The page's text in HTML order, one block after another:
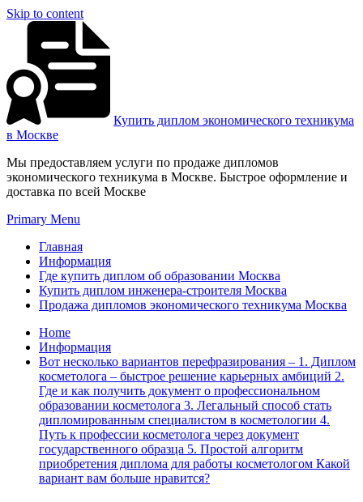
Skip to content
Купить диплом экономического техникума
в Москве
Мы предоставляем услуги по продаже дипломов
экономического техникума в Москве. Быстрое оформление и
доставка по всей Москве
Primary Menu
Главная
Информация
Где купить диплом об образовании Москва
Купить диплом инженера-строителя Москва
Продажа дипломов экономического техникума Москва
Home
Информация
Вот несколько вариантов перефразирования – 1. Диплом
косметолога – быстрое решение карьерных амбиций 2.
Где и как получить документ о профессиональном
образовании косметолога 3. Легальный способ стать
дипломированным специалистом в косметологии 4.
Путь к профессии косметолога через документ
государственного образца 5. Простой алгоритм
приобретения диплома для работы косметологом Какой
вариант вам больше нравится?